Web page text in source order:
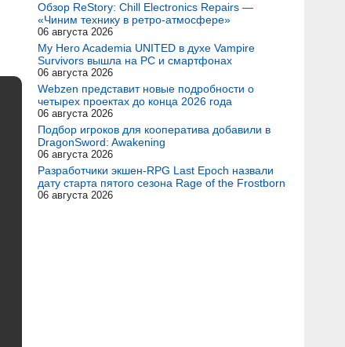
Обзор ReStory: Chill Electronics Repairs —
«Чиним технику в ретро-атмосфере»
06 августа 2026
My Hero Academia UNITED в духе Vampire
Survivors вышла на PC и смартфонах
06 августа 2026
Webzen представит новые подробности о
четырех проектах до конца 2026 года
06 августа 2026
Подбор игроков для кооператива добавили в
DragonSword: Awakening
06 августа 2026
Разработчики экшен-RPG Last Epoch назвали
дату старта пятого сезона Rage of the Frostborn
06 августа 2026